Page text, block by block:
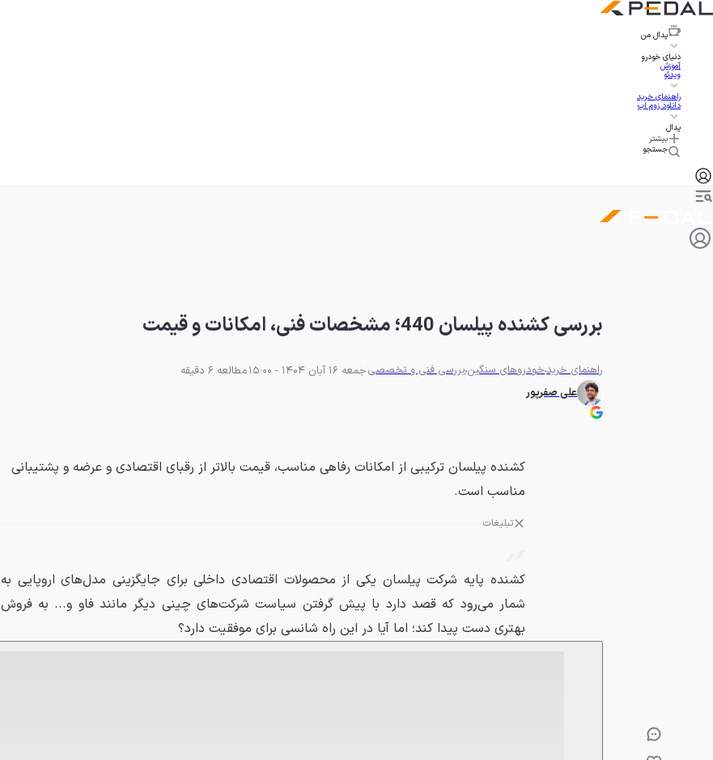
پدال من
دنیای خودرو
آموزش
ویدئو
راهنمای خرید
دانلود زوم اپ
پدال
بیشتر
جستجو
بررسی کشنده پیلسان 440؛ مشخصات فنی، امکانات و قیمت
راهنمای خریدخودروهای سنگینبررسی فنی و تخصصیجمعه 16 آبان 1404 - 15:00
مطالعه 6 دقیقه
علی صفرپور
کشنده پیلسان ترکیبی از امکانات رفاهی مناسب، قیمت بالاتر از رقبای اقتصادی و عرضه و پشتیبانی
مناسب است.
تبلیغات
کشنده پایه شرکت پیلسان یکی از محصولات اقتصادی داخلی برای جایگزینی مدل‌های اروپایی به
شمار می‌رود که قصد دارد با پیش گرفتن سیاست شرکت‌های چینی دیگر مانند فاو و... به فروش
بهتری دست پیدا کند؛ اما آیا در این راه شانسی برای موفقیت دارد؟